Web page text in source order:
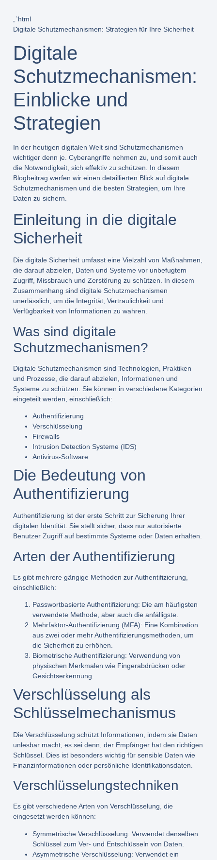
„`html
Digitale Schutzmechanismen: Strategien für Ihre Sicherheit
Digitale
Schutzmechanismen:
Einblicke und
Strategien
In der heutigen digitalen Welt sind Schutzmechanismen
wichtiger denn je. Cyberangriffe nehmen zu, und somit auch
die Notwendigkeit, sich effektiv zu schützen. In diesem
Blogbeitrag werfen wir einen detaillierten Blick auf digitale
Schutzmechanismen und die besten Strategien, um Ihre
Daten zu sichern.
Einleitung in die digitale
Sicherheit
Die digitale Sicherheit umfasst eine Vielzahl von Maßnahmen,
die darauf abzielen, Daten und Systeme vor unbefugtem
Zugriff, Missbrauch und Zerstörung zu schützen. In diesem
Zusammenhang sind digitale Schutzmechanismen
unerlässlich, um die Integrität, Vertraulichkeit und
Verfügbarkeit von Informationen zu wahren.
Was sind digitale
Schutzmechanismen?
Digitale Schutzmechanismen sind Technologien, Praktiken
und Prozesse, die darauf abzielen, Informationen und
Systeme zu schützen. Sie können in verschiedene Kategorien
eingeteilt werden, einschließlich:
Authentifizierung
Verschlüsselung
Firewalls
Intrusion Detection Systeme (IDS)
Antivirus-Software
Die Bedeutung von
Authentifizierung
Authentifizierung ist der erste Schritt zur Sicherung Ihrer
digitalen Identität. Sie stellt sicher, dass nur autorisierte
Benutzer Zugriff auf bestimmte Systeme oder Daten erhalten.
Arten der Authentifizierung
Es gibt mehrere gängige Methoden zur Authentifizierung,
einschließlich:
Passwortbasierte Authentifizierung: Die am häufigsten
verwendete Methode, aber auch die anfälligste.
Mehrfaktor-Authentifizierung (MFA): Eine Kombination
aus zwei oder mehr Authentifizierungsmethoden, um
die Sicherheit zu erhöhen.
Biometrische Authentifizierung: Verwendung von
physischen Merkmalen wie Fingerabdrücken oder
Gesichtserkennung.
Verschlüsselung als
Schlüsselmechanismus
Die Verschlüsselung schützt Informationen, indem sie Daten
unlesbar macht, es sei denn, der Empfänger hat den richtigen
Schlüssel. Dies ist besonders wichtig für sensible Daten wie
Finanzinformationen oder persönliche Identifikationsdaten.
Verschlüsselungstechniken
Es gibt verschiedene Arten von Verschlüsselung, die
eingesetzt werden können:
Symmetrische Verschlüsselung: Verwendet denselben
Schlüssel zum Ver- und Entschlüsseln von Daten.
Asymmetrische Verschlüsselung: Verwendet ein